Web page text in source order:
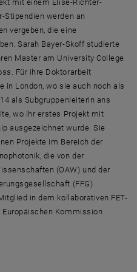
mit einem Elise-Richter-
Stipendien werden an
vergeben, die eine
Sarah Bayer-Skoff studierte
Master am University College
Für ihre Doktorarbeit
in London, wo sie auch noch als
als Subgruppenleiterin ans
wo ihr erstes Projekt mit
ausgezeichnet wurde. Sie
Projekte im Bereich der
die von der
(ÖAW) und der
(FFG)
in dem kollaborativen FET-
Europäischen Kommission